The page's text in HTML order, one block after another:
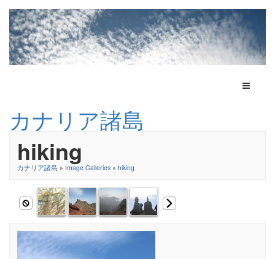
Toggle
カナリア諸島
hiking
カナリア諸島 » Image Galleries » hiking